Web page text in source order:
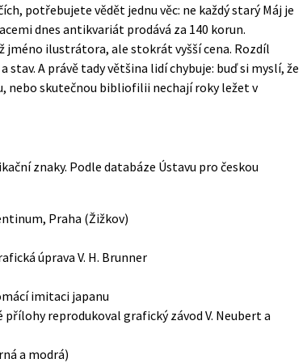
potřebujete vědět jednu věc: ne každý starý Máj je
dnes antikvariát prodává za 140 korun.
ilustrátora, ale stokrát vyšší cena. Rozdíl
A právě tady většina lidí chybuje: buď si myslí, že
nebo skutečnou bibliofilii nechají roky ležet v
znaky. Podle databáze Ústavu pro českou
Praha (Žižkov)
úprava V. H. Brunner
imitaci japanu
reprodukoval grafický závod V. Neubert a
a modrá)